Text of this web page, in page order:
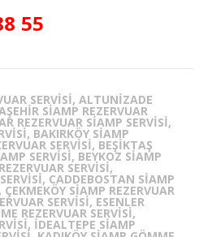
55
SERVISI, ALTUNİZADE
SIAMP REZERVUAR
REZERVUAR SIAMP SERVISI,
BAKIRKÖY SIAMP
SERVISI, BEŞİKTAŞ
SERVISI, BEYKOZ SIAMP
SERVISI,
CADDEBOSTAN SIAMP
SIAMP REZERVUAR
SERVISI, ESENLER
REZERVUAR SERVISI,
İDEALTEPE SIAMP